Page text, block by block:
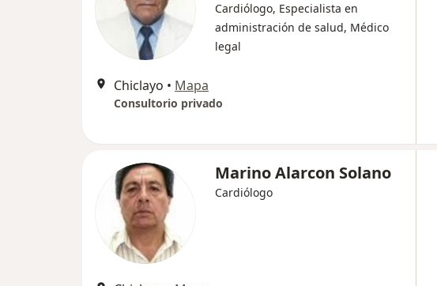
Cardiólogo, Especialista en
administración de salud, Médico
legal
Chiclayo • Mapa
Consultorio privado
Marino Alarcon Solano
Cardiólogo